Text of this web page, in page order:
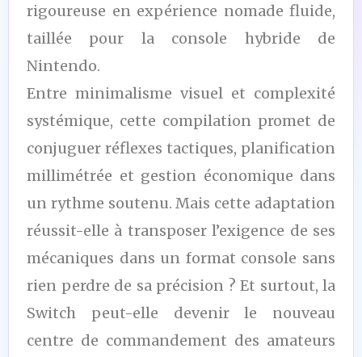
rigoureuse en expérience nomade fluide,
taillée pour la console hybride de
Nintendo.
Entre minimalisme visuel et complexité
systémique, cette compilation promet de
conjuguer réflexes tactiques, planification
millimétrée et gestion économique dans
un rythme soutenu. Mais cette adaptation
réussit-elle à transposer l’exigence de ses
mécaniques dans un format console sans
rien perdre de sa précision ? Et surtout, la
Switch peut-elle devenir le nouveau
centre de commandement des amateurs